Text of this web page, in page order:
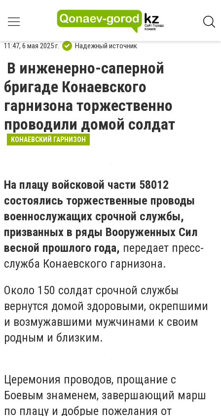
11:47, 6 мая 2025 г. Надежный источник
В инженерно-саперной
бригаде Конаевского
гарнизона торжественно
проводили домой солдат
КОНАЕВСКИЙ ГАРНИЗОН
На плацу войсковой части 58012
состоялись торжественные проводы
военнослужащих срочной службы,
призванных в ряды Вооруженных Сил
весной прошлого года, передает пресс-
служба Конаевского гарнизона.
Около 150 солдат срочной службы
вернутся домой здоровыми, окрепшими
и возмужавшими мужчинами к своим
родным и близким.
Церемония проводов, прощание с
Боевым знаменем, завершающий марш
по плацу и добрые пожелания от